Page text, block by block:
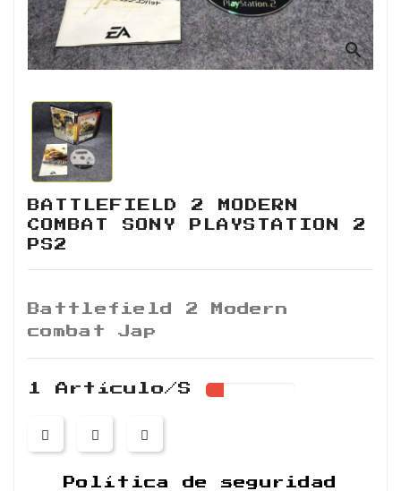
search
BATTLEFIELD 2 MODERN
COMBAT SONY PLAYSTATION 2
PS2
Battlefield 2 Modern
combat Jap
1 Artículo/s
Política de seguridad